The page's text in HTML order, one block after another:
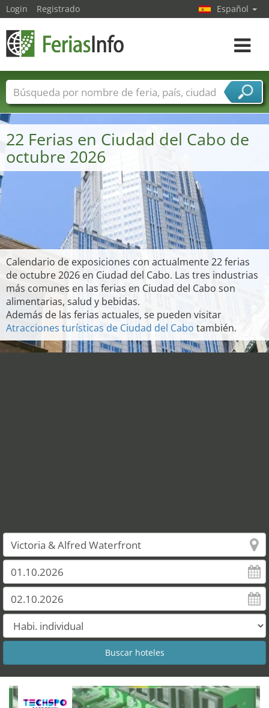
22 Ferias en Ciudad del Cabo de
octubre 2026
Calendario de exposiciones con actualmente 22 ferias
de octubre 2026 en Ciudad del Cabo. Las tres industrias
más comunes en las ferias en Ciudad del Cabo son
alimentarias, salud y bebidas.
Además de las ferias actuales, se pueden visitar
Atracciones turísticas de Ciudad del Cabo también.
Login Registrado Español
toggle
Nombres de ferias Países
Ciudades
Sectores de ferias
Sectores de proveedor de servicios